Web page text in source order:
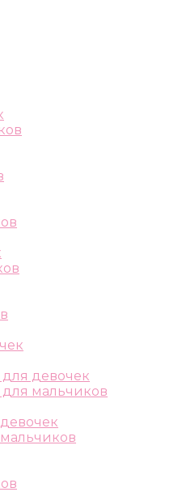
для девочек
для мальчиков